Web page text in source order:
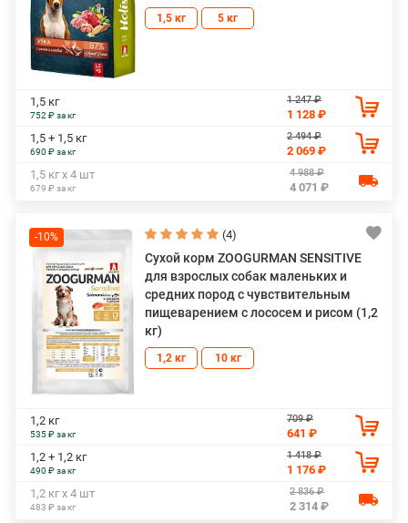
1,5 кг 5 кг
1,5 кг
752 ₽ за кг
1 247 ₽
1 128 ₽
1,5 + 1,5 кг
690 ₽ за кг
2 494 ₽
2 069 ₽
1,5 кг х 4 шт
679 ₽ за кг
4 988 ₽
4 071 ₽
-10% (4)
Сухой корм ZOOGURMAN SENSITIVE
для взрослых собак маленьких и
средних пород с чувствительным
пищеварением с лососем и рисом (1,2
кг)
1,2 кг 10 кг
1,2 кг
535 ₽ за кг
709 ₽
641 ₽
1,2 + 1,2 кг
490 ₽ за кг
1 418 ₽
1 176 ₽
1,2 кг х 4 шт
483 ₽ за кг
2 836 ₽
2 314 ₽